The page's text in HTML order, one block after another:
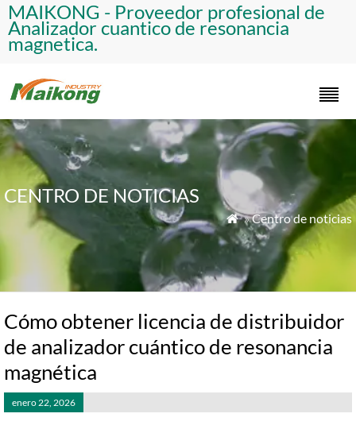
​MAIKONG - Proveedor profesional de
Analizador cuantico de resonancia
magnetica.​
CENTRO DE NOTICIAS
 »Centro de noticias
Cómo obtener licencia de distribuidor
de analizador cuántico de resonancia
magnética
enero 22, 2026